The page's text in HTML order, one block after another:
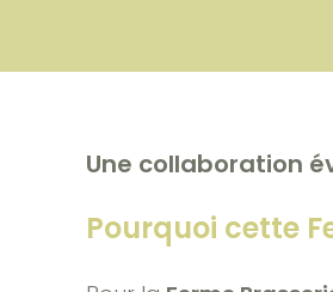
Une collaboration
Pourquoi cette